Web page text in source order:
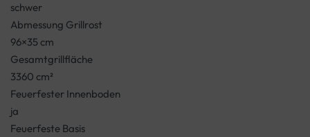
schwer
Abmessung Grillrost
96×35 cm
Gesamtgrillfläche
3360 cm²
Feuerfester Innenboden
ja
Feuerfeste Basis